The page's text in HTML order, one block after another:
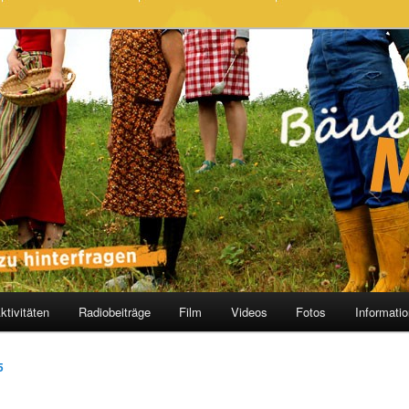
Image
Radiobeiträge Film Videos Fotos